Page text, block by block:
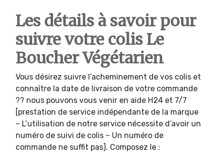
Les détails à savoir pour
suivre votre colis Le
Boucher Végétarien
Vous désirez suivre l’acheminement de vos colis et
connaître la date de livraison de votre commande
?? nous pouvons vous venir en aide H24 et 7/7
[prestation de service indépendante de la marque
– L’utilisation de notre service nécessite d’avoir un
numéro de suivi de colis – Un numéro de
commande ne suffit pas]. Composez le :